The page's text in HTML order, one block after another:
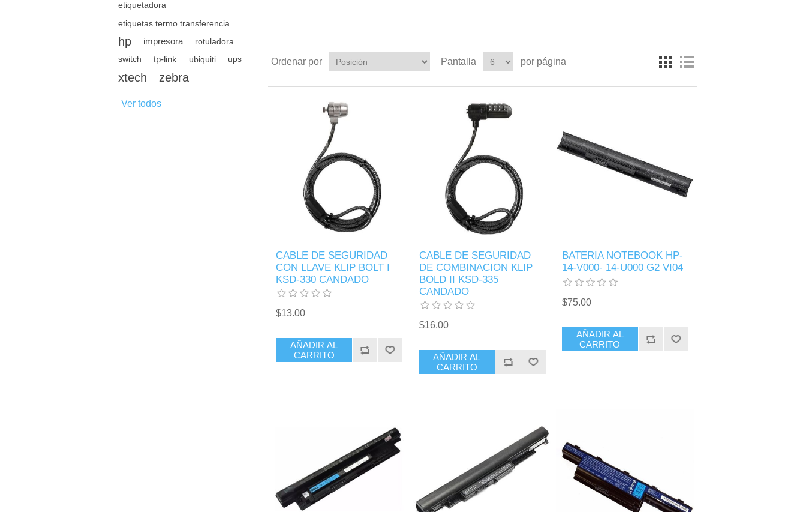
etiquetadora
etiquetas termo transferencia
hp impresora rotuladora
switch tp-link ubiquiti ups
xtech zebra
Ver todos
Ordenar por Pantalla por página
CABLE DE SEGURIDAD
CON LLAVE KLIP BOLT I
KSD-330 CANDADO
$13.00
AÑADIR AL
CARRITO
CABLE DE SEGURIDAD
DE COMBINACION KLIP
BOLD II KSD-335
CANDADO
$16.00
AÑADIR AL
CARRITO
BATERIA NOTEBOOK HP-
14-V000- 14-U000 G2 VI04
$75.00
AÑADIR AL
CARRITO